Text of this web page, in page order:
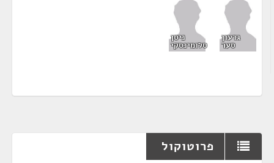
גדעון
סער
ניסן
סלומינסקי
פרוטוקול